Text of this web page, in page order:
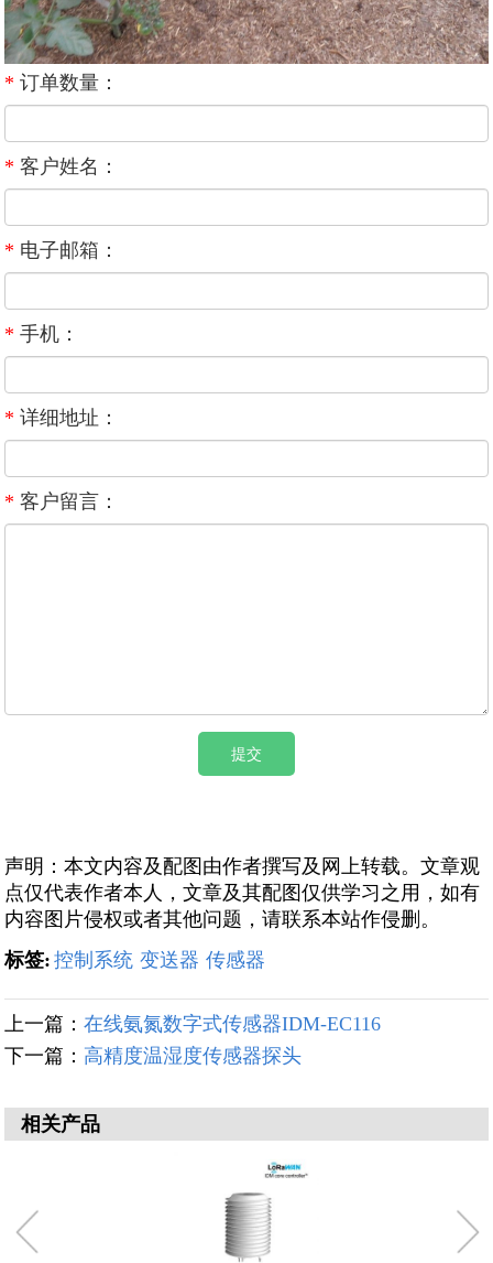
* 订单数量：
* 客户姓名：
* 电子邮箱：
* 手机：
* 详细地址：
* 客户留言：
声明：本文内容及配图由作者撰写及网上转载。文章观
点仅代表作者本人，文章及其配图仅供学习之用，如有
内容图片侵权或者其他问题，请联系本站作侵删。
标签: 控制系统 变送器 传感器
上一篇：在线氨氮数字式传感器IDM-EC116
下一篇： 高精度温湿度传感器探头
相关产品